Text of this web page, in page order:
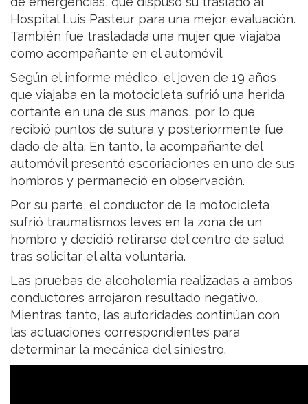
Hospital Luis Pasteur para una mejor evaluación.
También fue trasladada una mujer que viajaba
como acompañante en el automóvil.
Según el informe médico, el joven de 19 años
que viajaba en la motocicleta sufrió una herida
cortante en una de sus manos, por lo que
recibió puntos de sutura y posteriormente fue
dado de alta. En tanto, la acompañante del
automóvil presentó escoriaciones en uno de sus
hombros y permaneció en observación.
Por su parte, el conductor de la motocicleta
sufrió traumatismos leves en la zona de un
hombro y decidió retirarse del centro de salud
tras solicitar el alta voluntaria.
Las pruebas de alcoholemia realizadas a ambos
conductores arrojaron resultado negativo.
Mientras tanto, las autoridades continúan con
las actuaciones correspondientes para
determinar la mecánica del siniestro.